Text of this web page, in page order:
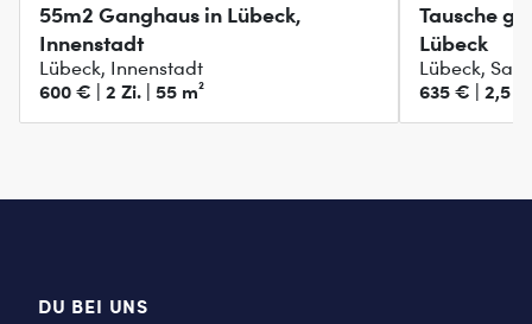
55m2 Ganghaus in Lübeck,
Innenstadt
Lübeck, Innenstadt
600 € | 2 Zi. | 55 m²
Tausche
Lübeck
Lübeck,
635 € | 2,5
DU BEI UNS